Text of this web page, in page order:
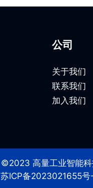
公司
关于我们
联系我们
加入我们
©2023 高量工业智能科
苏ICP备2023021655号